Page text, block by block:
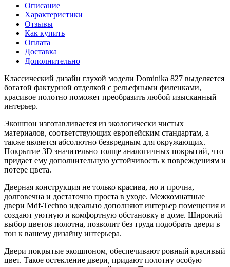
Описание
Характеристики
Отзывы
Как купить
Оплата
Доставка
Дополнительно
Классический дизайн глухой модели Dominika 827 выделяется
богатой фактурной отделкой с рельефными филенками,
красивое полотно поможет преобразить любой изысканный
интерьер.
Экошпон изготавливается из экологически чистых
материалов, соответствующих европейским стандартам, а
также является абсолютно безвредным для окружающих.
Покрытие 3D значительно толще аналогичных покрытий, что
придает ему дополнительную устойчивость к повреждениям и
потере цвета.
Дверная конструкция не только красива, но и прочна,
долговечна и достаточно проста в уходе. Межкомнатные
двери Mdf-Techno идеально дополняют интерьер помещения и
создают уютную и комфортную обстановку в доме. Широкий
выбор цветов полотна, позволит без труда подобрать двери в
тон к вашему дизайну интерьера.
Двери покрытые экошпоном, обеспечивают ровный красивый
цвет. Такое остекление двери, придают полотну особую